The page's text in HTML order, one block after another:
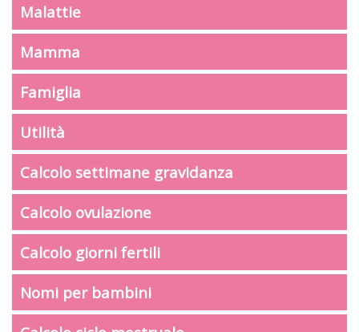
Malattie
Mamma
Famiglia
Utilità
Calcolo settimane gravidanza
Calcolo ovulazione
Calcolo giorni fertili
Nomi per bambini